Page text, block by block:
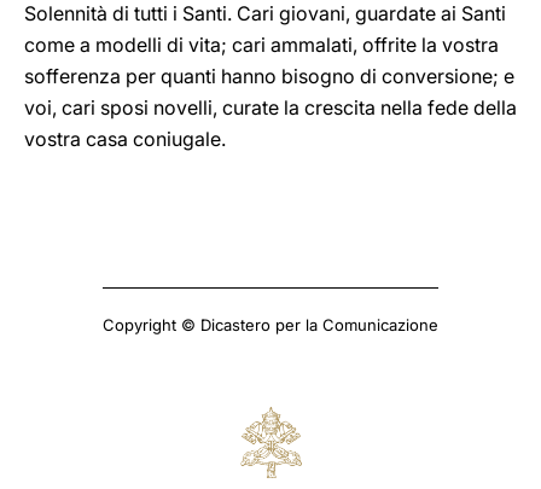
Solennità di tutti i Santi. Cari giovani, guardate ai Santi
come a modelli di vita; cari ammalati, offrite la vostra
sofferenza per quanti hanno bisogno di conversione; e
voi, cari sposi novelli, curate la crescita nella fede della
vostra casa coniugale.
Copyright © Dicastero per la Comunicazione